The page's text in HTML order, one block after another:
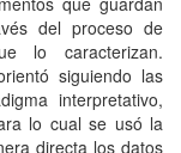
del proceso de
lo caracterizan.
siguiendo las
interpretativo,
lo cual se usó la
directa los datos